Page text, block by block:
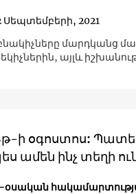
Սեպտեմբերի, 2021
մարդկանց
այլև
ի օգոստոս:
ամեն ինչ տեղի